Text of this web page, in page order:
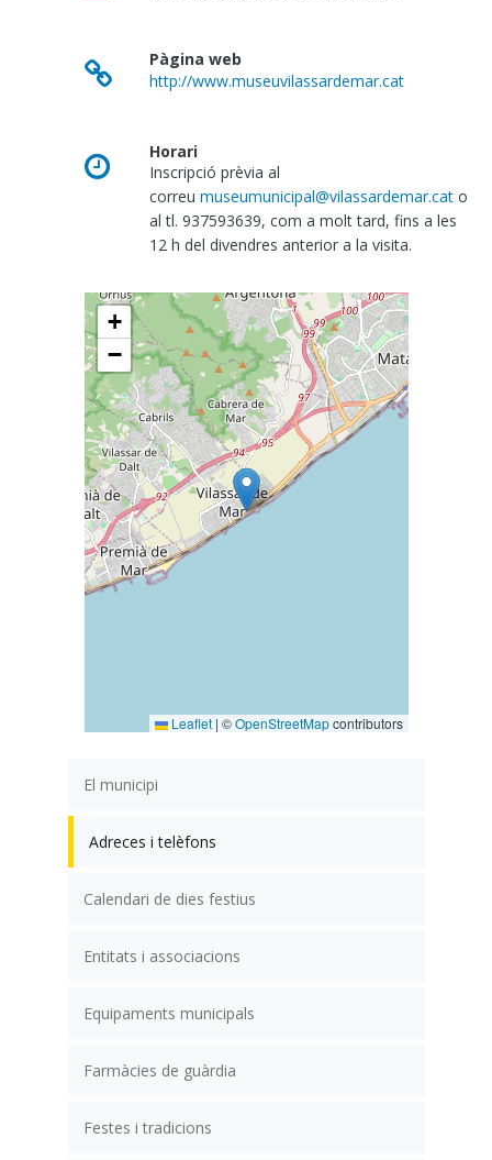
El municipi
Adreces i telèfons
Calendari de dies festius
Entitats i associacions
Equipaments municipals
Farmàcies de guàrdia
Festes i tradicions
Pàgina web
http://www.museuvilassardemar.cat
Horari
Inscripció prèvia al
correu museumunicipal@vilassardemar.cato
al tl. 937593639, com a molt tard, fins a les
12 h del divendres anterior a la visita.
+
−
Leaflet | ©OpenStreetMapcontributors